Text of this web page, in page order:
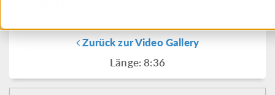
Zurück zur Video Gallery
Länge: 8:36